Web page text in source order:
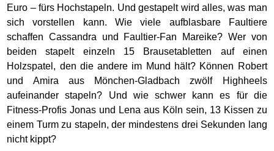
Euro – fürs Hochstapeln. Und gestapelt wird alles, was man
sich vorstellen kann. Wie viele aufblasbare Faultiere
schaffen Cassandra und Faultier-Fan Mareike? Wer von
beiden stapelt einzeln 15 Brausetabletten auf einen
Holzspatel, den die andere im Mund hält? Können Robert
und Amira aus Mönchen-Gladbach zwölf Highheels
aufeinander stapeln? Und wie schwer kann es für die
Fitness-Profis Jonas und Lena aus Köln sein, 13 Kissen zu
einem Turm zu stapeln, der mindestens drei Sekunden lang
nicht kippt?